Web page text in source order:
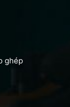
ghép